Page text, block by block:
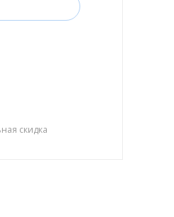
скидка